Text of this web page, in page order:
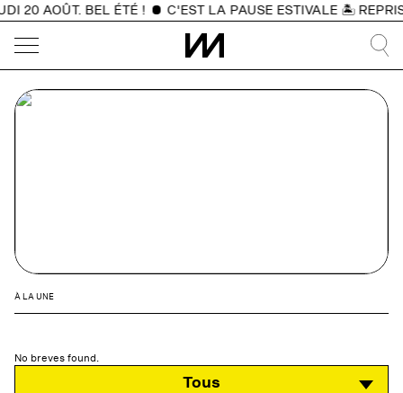
20 AOÛT. BEL ÉTÉ ! C'EST LA PAUSE ESTIVALE 🏝️
À LA UNE
No breves found.
Tous